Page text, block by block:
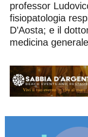
professor
fisiopatologia
D’Aosta; e il
medicina